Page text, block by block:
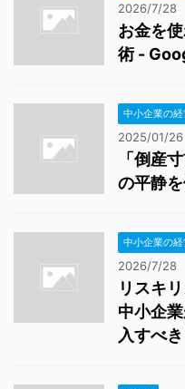
2026/7/28
お金を
術 -
中小企業の
2025/01/26
「倒産
の平静を
中小企業の
2026/7/28
リスキ
中小企
入すべ